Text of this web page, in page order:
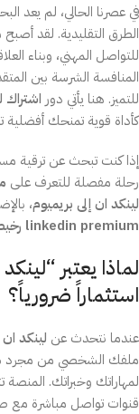
في عصرنا الحالي، لم يعد
للتواصل المهني، وبناء
المنافسة الشرسة بين
للتميز. هنا يأتي دور اشتراك
كأداة قوية تمنحك أفضلية
إذا كنت تبحث عن ترقية
رحلة مفصلة للتعرف على
لينكد ان إلى بريميوم،
linkedin premium رخيص
لماذا يعتبر
استثماراً ضرورياً؟
عندما نتحدث عن لينكد
ملفك الشخصي من مجرد
لمهاراتك وخبراتك. المنصة
قنوات تواصل مباشرة مع